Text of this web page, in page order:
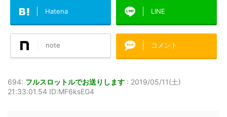
Hatena LINE
note コメント
694: フルスロットルでお送りします : 2019/05/11(土)
21:33:01.54 ID:MF6ksEG4